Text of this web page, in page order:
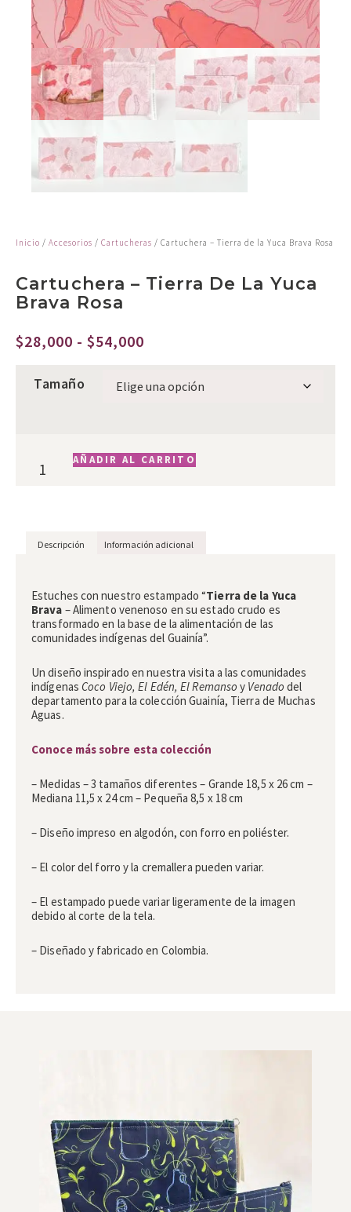
Inicio / Accesorios / Cartucheras / Cartuchera – Tierra de la Yuca Brava Rosa
Cartuchera – Tierra De La Yuca
Brava Rosa
$28,000 - $54,000
Tamaño
AÑADIR AL CARRITO
Descripción Información adicional
Estuches con nuestro estampado “Tierra de la Yuca
Brava – Alimento venenoso en su estado crudo es
transformado en la base de la alimentación de las
comunidades indígenas del Guainía”.
Un diseño inspirado en nuestra visita a las comunidades
indígenas Coco Viejo, El Edén, El Remanso y Venado del
departamento para la colección Guainía, Tierra de Muchas
Aguas.
Conoce más sobre esta colección
– Medidas – 3 tamaños diferentes – Grande 18,5 x 26 cm –
Mediana 11,5 x 24 cm – Pequeña 8,5 x 18 cm
– Diseño impreso en algodón, con forro en poliéster.
– El color del forro y la cremallera pueden variar.
– El estampado puede variar ligeramente de la imagen
debido al corte de la tela.
– Diseñado y fabricado en Colombia.